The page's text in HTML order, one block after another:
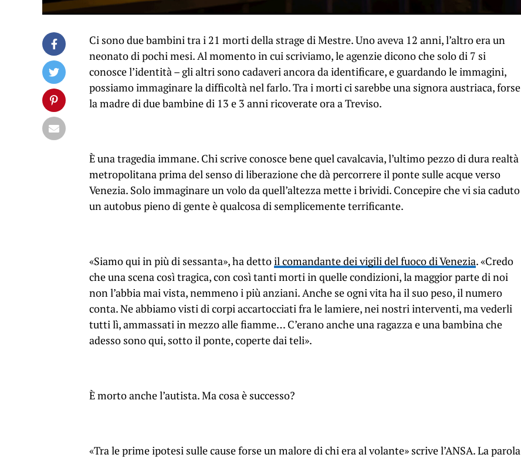
Ci sono due bambini tra i 21 morti della strage di Mestre. Uno aveva 12 anni, l’altro era un
neonato di pochi mesi. Al momento in cui scriviamo, le agenzie dicono che solo di 7 si
conosce l’identità – gli altri sono cadaveri ancora da identificare, e guardando le immagini,
possiamo immaginare la difficoltà nel farlo. Tra i morti ci sarebbe una signora austriaca, forse
la madre di due bambine di 13 e 3 anni ricoverate ora a Treviso.
È una tragedia immane. Chi scrive conosce bene quel cavalcavia, l’ultimo pezzo di dura realtà
metropolitana prima del senso di liberazione che dà percorrere il ponte sulle acque verso
Venezia. Solo immaginare un volo da quell’altezza mette i brividi. Concepire che vi sia caduto
un autobus pieno di gente è qualcosa di semplicemente terrificante.
«Siamo qui in più di sessanta», ha dettoil comandante dei vigili del fuoco di Venezia. «Credo
che una scena così tragica, con così tanti morti in quelle condizioni, la maggior parte di noi
non l’abbia mai vista, nemmeno i più anziani. Anche se ogni vita ha il suo peso, il numero
conta. Ne abbiamo visti di corpi accartocciati fra le lamiere, nei nostri interventi, ma vederli
tutti lì, ammassati in mezzo alle fiamme… C’erano anche una ragazza e una bambina che
adesso sono qui, sotto il ponte, coperte dai teli».
È morto anche l’autista. Ma cosa è successo?
«Tra le prime ipotesi sulle cause forse un malore di chi era al volante» scrive l’ANSA. La parola